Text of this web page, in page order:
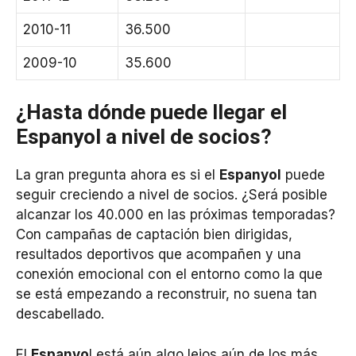
2010-11 36.500
2009-10 35.600
¿Hasta dónde puede llegar el
Espanyol a nivel de socios?
La gran pregunta ahora es si el Espanyol puede
seguir creciendo a nivel de socios. ¿Será posible
alcanzar los 40.000 en las próximas temporadas?
Con campañas de captación bien dirigidas,
resultados deportivos que acompañen y una
conexión emocional con el entorno como la que
se está empezando a reconstruir, no suena tan
descabellado.